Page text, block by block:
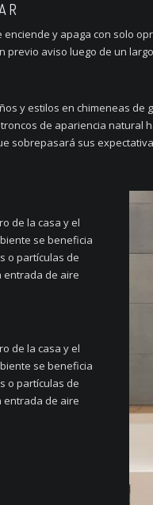
enciende y apaga con solo
previo aviso luego de un
y estilos en chimeneas
de apariencia natural
sobrepasará sus
de la casa y el
se beneficia
o partículas de
entrada de aire
de la casa y el
se beneficia
o partículas de
entrada de aire